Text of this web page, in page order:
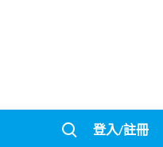
登入/註冊